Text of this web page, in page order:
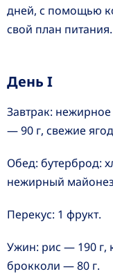
дней, с помощью
свой план питания.
День I
Завтрак:
— 90 г, свежие
Обед: бутерброд:
нежирный
Перекус: 1 фрукт.
Ужин: рис — 190 г,
брокколи — 80 г.